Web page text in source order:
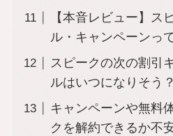
【本音レビュー】ス
ル・キャンペーンっ
スピークの次の割引
ルはいつになりそう？
キャンペーンや無料
クを解約できるか不